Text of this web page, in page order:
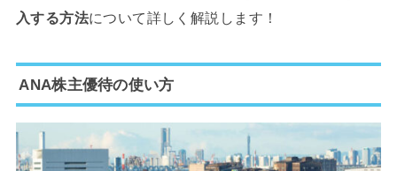
入する方法について詳しく解説します！
ANA株主優待の使い方